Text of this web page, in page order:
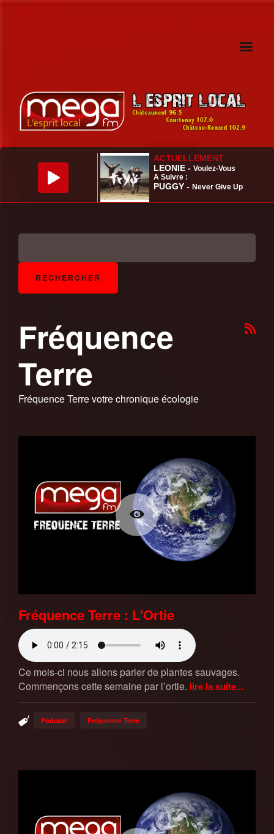
Fréquence
Terre
Fréquence Terre votre chronique écologie
Fréquence Terre : L'Ortie
Ce mois-ci nous allons parler de plantes sauvages.
Commençons cette semaine par l’ortie. lire la suite...
Podcast Fréquence Terre